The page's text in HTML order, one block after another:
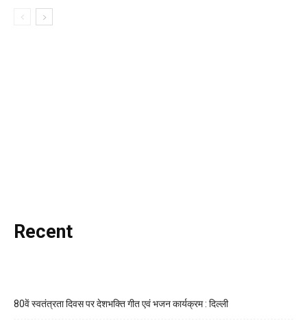
Recent
80वें स्वतंत्रता दिवस पर देशभक्ति गीत एवं भजन कार्यक्रम : दिल्ली